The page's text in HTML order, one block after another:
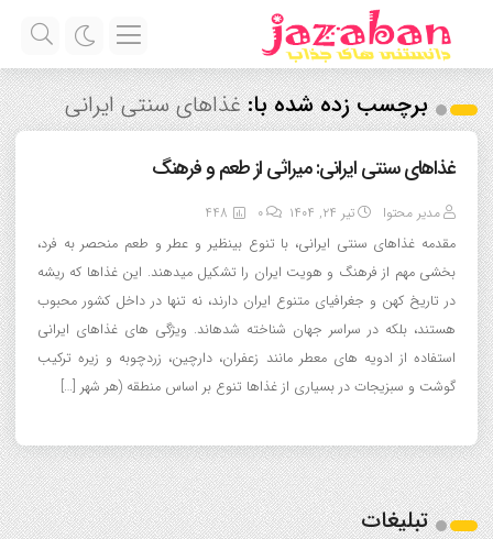
برچسب زده شده با:غذاهای سنتی ایرانی
غذاهای سنتی ایرانی: میراثی از طعم و فرهنگ
مدیر محتوا تیر ۲۴, ۱۴۰۴ 0
448
مقدمه غذاهای سنتی ایرانی، با تنوع بینظیر و عطر و طعم منحصر به فرد،
بخشی مهم از فرهنگ و هویت ایران را تشکیل میدهند. این غذاها که ریشه
در تاریخ کهن و جغرافیای متنوع ایران دارند، نه تنها در داخل کشور محبوب
هستند، بلکه در سراسر جهان شناخته شدهاند. ویژگی های غذاهای ایرانی
استفاده از ادویه های معطر مانند زعفران، دارچین، زردچوبه و زیره ترکیب
گوشت و سبزیجات در بسیاری از غذاها تنوع بر اساس منطقه (هر شهر […]
تبلیغات